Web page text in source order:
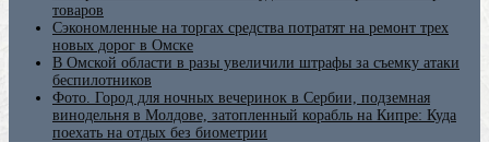
товаров
Сэкономленные на торгах средства потратят на ремонт трех
новых дорог в Омске
В Омской области в разы увеличили штрафы за съемку атаки
беспилотников
Фото. Город для ночных вечеринок в Сербии, подземная
винодельня в Молдове, затопленный корабль на Кипре: Куда
поехать на отдых без биометрии